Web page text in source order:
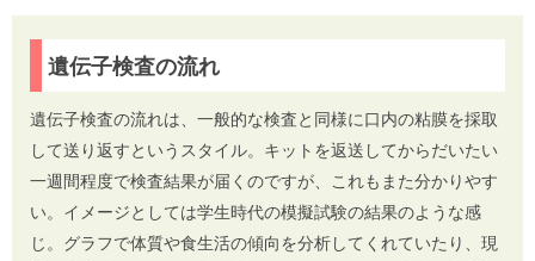
遺伝子検査の流れ
遺伝子検査の流れは、一般的な検査と同様に口内の粘膜を採取
して送り返すというスタイル。キットを返送してからだいたい
一週間程度で検査結果が届くのですが、これもまた分かりやす
い。イメージとしては学生時代の模擬試験の結果のような感
じ。グラフで体質や食生活の傾向を分析してくれていたり、現